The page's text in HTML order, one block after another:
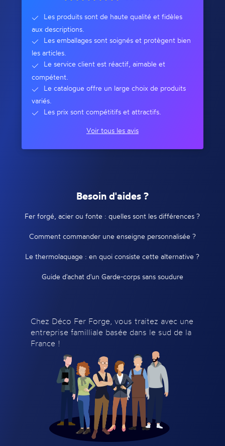
Les produits sont de haute qualité et fidèles
aux descriptions.
Les emballages sont soignés et protègent bien
les articles.
Le service client est réactif, aimable et
compétent.
Le catalogue offre un large choix de produits
variés.
Les prix sont compétitifs et attractifs.
Voir tous les avis
Besoin d'aides ?
Fer forgé, acier ou fonte : quelles sont les différences ?
Comment commander une enseigne personnalisée ?
Le thermolaquage : en quoi consiste cette alternative ?
Guide d'achat d'un Garde-corps sans soudure
Chez Déco Fer Forge, vous traitez avec une
entreprise familliale basée dans le sud de la
France !